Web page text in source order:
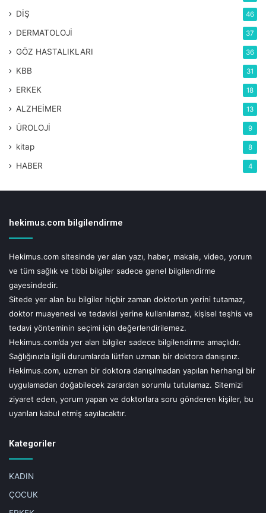
DİŞ 46
DERMATOLOJİ 37
GÖZ HASTALIKLARI 36
KBB 31
ERKEK 18
ALZHEİMER 13
ÜROLOJİ 9
kitap 8
HABER 4
hekimus.com bilgilendirme
Hekimus.com sitesinde yer alan yazı, haber, makale, video, yorum
ve tüm sağlık ve tıbbi bilgiler sadece genel bilgilendirme
gayesindedir.
Sitede yer alan bu bilgiler hiçbir zaman doktor’un yerini tutamaz,
doktor muayenesi ve tedavisi yerine kullanılamaz, kişisel teşhis ve
tedavi yönteminin seçimi için değerlendirilemez.
Hekimus.com’da yer alan bilgiler sadece bilgilendirme amaçlıdır.
Sağlığınızla ilgili durumlarda lütfen uzman bir doktora danışınız.
Hekimus.com, uzman bir doktora danışılmadan yapılan herhangi bir
uygulamadan doğabilecek zarardan sorumlu tutulamaz. Sitemizi
ziyaret eden, yorum yapan ve doktorlara soru gönderen kişiler, bu
uyarıları kabul etmiş sayılacaktır.
Kategoriler
KADIN
ÇOCUK